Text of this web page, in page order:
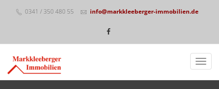
0341 / 350 480 55 info@markkleeberger-immobilien.de